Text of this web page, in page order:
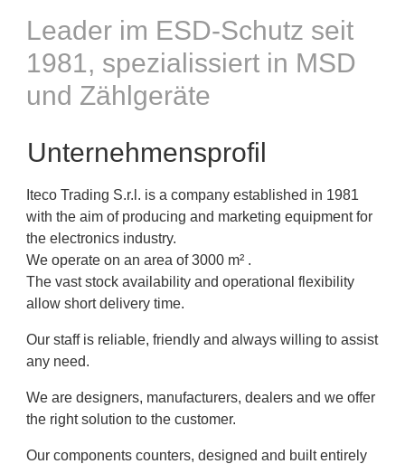
Leader im ESD-Schutz seit
1981, spezialissiert in MSD
und Zählgeräte
Unternehmensprofil
Iteco Trading S.r.l. is a company established in 1981
with the aim of producing and marketing equipment for
the electronics industry.
We operate on an area of ​​3000 m² .
The vast stock availability and operational flexibility
allow short delivery time.
Our staff is reliable, friendly and always willing to assist
any need.
We are designers, manufacturers, dealers and we offer
the right solution to the customer.
Our components counters, designed and built entirely